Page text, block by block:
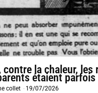
contre la chaleur, les
étaient
collet - 19/07/2026